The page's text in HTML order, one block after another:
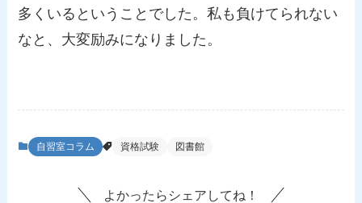
多くいるということでした。私も負けてられない
なと、大変励みになりました。
自習室コラム 資格試験 図書館
よかったらシェアしてね！